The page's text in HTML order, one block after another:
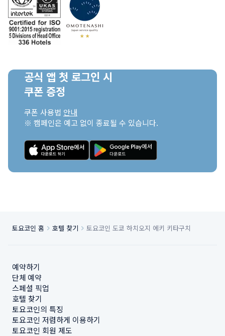
공식 앱 첫 로그인 시
쿠폰 증정
쿠폰 사용법 안내
※ 캠페인은 예고 없이 종료될 수 있습니다.
토요코인 홈 호텔 찾기 토요코인 도쿄 하치오지 에키 키타구치
예약하기
단체 예약
스페셜 픽업
호텔 찾기
토요코인의 특징
토요코인 저렴하게 이용하기
토요코인 회원 제도